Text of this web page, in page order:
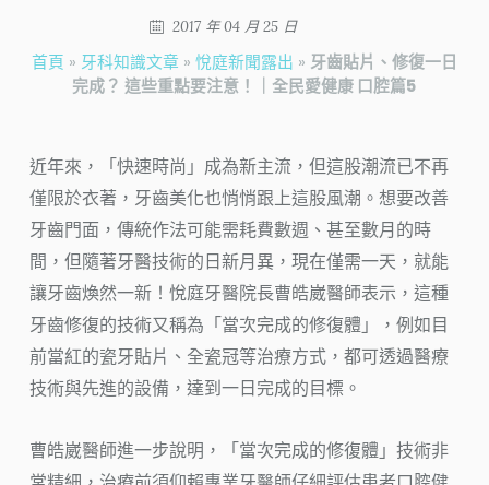
2017 年 04 月 25 日
首頁 » 牙科知識文章 » 悅庭新聞露出 » 牙齒貼片、修復一日
完成？ 這些重點要注意！｜全民愛健康 口腔篇5
近年來，「快速時尚」成為新主流，但這股潮流已不再
僅限於衣著，牙齒美化也悄悄跟上這股風潮。想要改善
牙齒門面，傳統作法可能需耗費數週、甚至數月的時
間，但隨著牙醫技術的日新月異，現在僅需一天，就能
讓牙齒煥然一新！悅庭牙醫院長曹皓崴醫師表示，這種
牙齒修復的技術又稱為「當次完成的修復體」，例如目
前當紅的瓷牙貼片、全瓷冠等治療方式，都可透過醫療
技術與先進的設備，達到一日完成的目標。
曹皓崴醫師進一步說明，「當次完成的修復體」技術非